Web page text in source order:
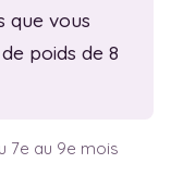
que vous
poids de 8
7e au 9e mois